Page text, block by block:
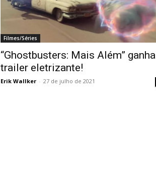
Filmes/Séries
“Ghostbusters: Mais Além” ganha
trailer eletrizante!
Erik Wallker - 27 de julho de 2021